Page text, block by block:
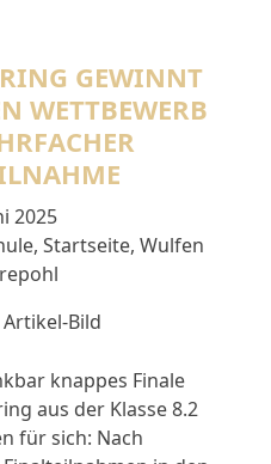
GEWINNT
WETTBEWERB
2025
, Startseite, Wulfen
knappes Finale
aus der Klasse 8.2
für sich: Nach